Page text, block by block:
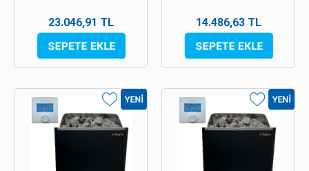
23.046,91 TL 14.486,63 TL